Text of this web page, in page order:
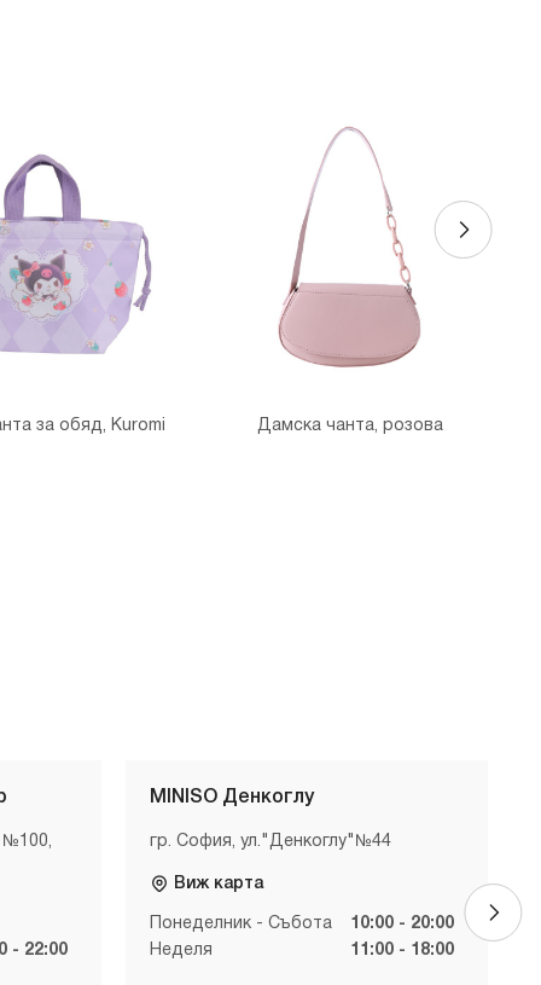
за обяд, Kuromi Дамска чанта, розова
№100,
- 22:00
MINISO Денкоглу
гр. София, ул."Денкоглу"№44
Виж карта
Понеделник - Събота
10:00 - 20:00
Неделя
11:00 - 18:00